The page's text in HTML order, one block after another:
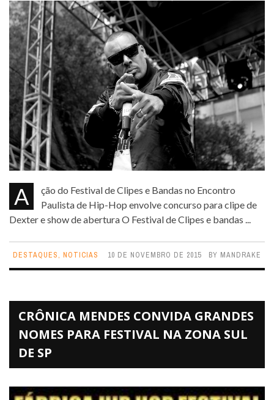
Ação do Festival de Clipes e Bandas no Encontro
Paulista de Hip-Hop envolve concurso para clipe de
Dexter e show de abertura O Festival de Clipes e bandas ...
DESTAQUES, NOTICIAS 10 DE NOVEMBRO DE 2015 BY MANDRAKE
CRÔNICA MENDES CONVIDA GRANDES
NOMES PARA FESTIVAL NA ZONA SUL
DE SP